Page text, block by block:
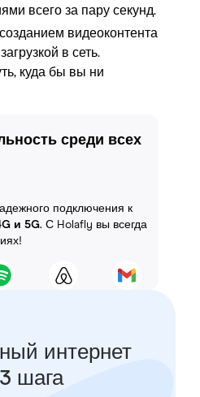
всего за пару секунд.
видеоконтента
в сеть.
куда бы вы ни
среди всех
подключения к
и 5G. С Holafly вы всегда
интернет
шага